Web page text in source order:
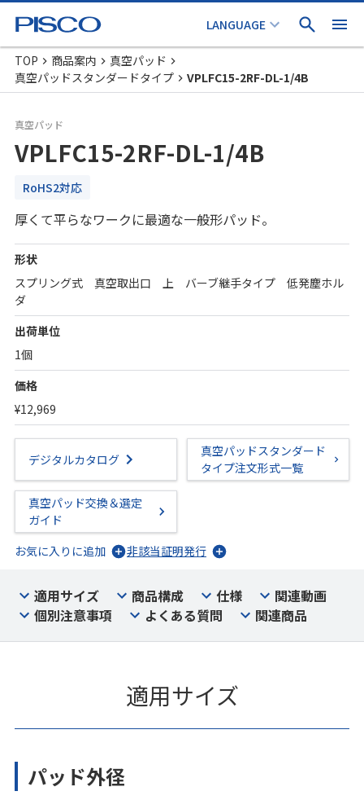
TOP 商品案内
真空パッド
真空パッドスタンダードタイプ
VPLFC15-2RF-DL-1/4B
真空パッド
VPLFC15-2RF-DL-1/4B
RoHS2対応
厚くて平らなワークに最適な一般形パッド。
形状
スプリング式 真空取出口 上 バーブ継手タイプ 低発塵ホル
ダ
出荷単位
1個
価格
¥12,969
デジタルカタログ
真空パッドスタンダード
タイプ注文形式一覧
真空パッド交換＆選定
ガイド
お気に入りに追加
非該当証明発行
適用サイズ 商品構成 仕様
関連動画
個別注意事項
よくある質問 関連商品
適用サイズ
パッド外径